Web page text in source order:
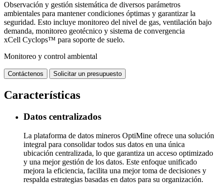
Observación y gestión sistemática de diversos parámetros
ambientales para mantener condiciones óptimas y garantizar la
seguridad. Esto incluye monitoreo del nivel de gas, ventilación bajo
demanda, monitoreo geotécnico y sistema de convergencia
xCell Cyclops™ para soporte de suelo.
Monitoreo y control ambiental
Contáctenos Solicitar un presupuesto
Características
Datos centralizados
La plataforma de datos mineros OptiMine ofrece una solución
integral para consolidar todos sus datos en una única
ubicación centralizada, lo que garantiza un acceso optimizado
y una mejor gestión de los datos. Este enfoque unificado
mejora la eficiencia, facilita una mejor toma de decisiones y
respalda estrategias basadas en datos para su organización.